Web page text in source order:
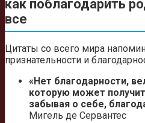
как поблагодарить
все
Цитаты со всего мира
признательности и
«Нет благодарности,
которую может
забывая о себе,
Мигель де Сервантес